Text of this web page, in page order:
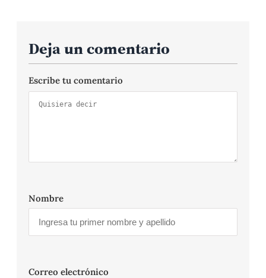
Deja un comentario
Escribe tu comentario
Nombre
Correo electrónico